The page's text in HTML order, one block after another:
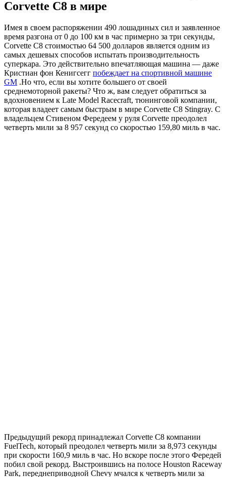
Corvette C8 в мире
Имея в своем распоряжении 490 лошадиных сил и заявленное
время разгона от 0 до 100 км в час примерно за три секунды,
Corvette C8 стоимостью 64 500 долларов является одним из
самых дешевых способов испытать производительность
суперкара. Это действительно впечатляющая машина — даже
Кристиан фон Кенигсегг побеждает на спортивной машине
GM .Но что, если вы хотите большего от своей
среднемоторной ракеты? Что ж, вам следует обратиться за
вдохновением к Late Model Racecraft, тюнинговой компании,
которая владеет самым быстрым в мире Corvette C8 Stingray. С
владельцем Стивеном Фередеем у руля Corvette преодолел
четверть мили за 8 957 секунд со скоростью 159,80 миль в час.
Предыдущий рекорд принадлежал Corvette C8 компании
FuelTech, который преодолел четверть мили за 8,973 секунды
при скорости 160,9 миль в час. Но вскоре после этого Фередей
побил свой рекорд. Выстроившись на полосе Houston Raceway
Park, переднеприводной Chevy мчался к четверть мили за